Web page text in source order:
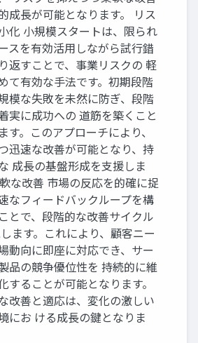
成長が可能となります。 リス
化 小規模スタートは、限られ
スを有効活用しながら試行錯
返すことで、事業リスクの 軽
て有効な手法です。初期段階
模な失敗を未然に防ぎ、段階
実に成功への 道筋を築くこと
す。このアプローチにより、
迅速な改善が可能となり、持
成長の基盤形成を支援しま
な改善 市場の反応を的確に捉
なフィードバックループを構
とで、段階的な改善サイクル
ます。これにより、顧客ニー
動向に即座に対応でき、サー
品の競争優位性を 持続的に維
することが可能となります。
改善と適応は、変化の激しい
にお ける成長の鍵となりま